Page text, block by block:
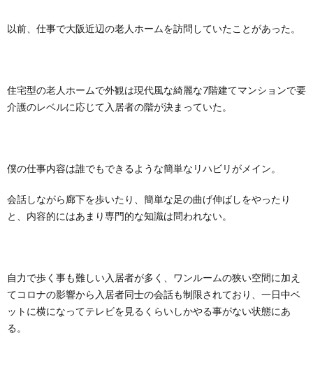
以前、仕事で大阪近辺の老人ホームを訪問していたことがあった。
住宅型の老人ホームで外観は現代風な綺麗な7階建てマンションで要
介護のレベルに応じて入居者の階が決まっていた。
僕の仕事内容は誰でもできるような簡単なリハビリがメイン。
会話しながら廊下を歩いたり、簡単な足の曲げ伸ばしをやったり
と、内容的にはあまり専門的な知識は問われない。
自力で歩く事も難しい入居者が多く、ワンルームの狭い空間に加え
てコロナの影響から入居者同士の会話も制限されており、一日中ベ
ットに横になってテレビを見るくらいしかやる事がない状態にあ
る。